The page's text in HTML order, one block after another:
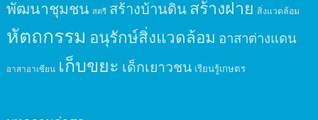
พัฒนาชุมชน สตรี สร้างบ้านดินสร้างฝาย สิ่งแวดล้อม
หัตถกรรม อนุรักษ์สิ่งแวดล้อม อาสาต่างแดน
อาสาอาเซียน เก็บขยะ เด็กเยาวชน เรียนรู้เกษตร